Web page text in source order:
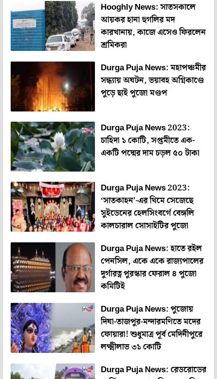
Hooghly News: সাতসকালে
আয়কর হানা হুগলির মদ
কারখানায়, কাজে এসেও ফিরলেন
শ্রমিকরা
Durga Puja News: মহাপঞ্চমীর
সন্ধ্যায় অঘটন, ভয়াবহ অগ্নিকাণ্ডে
পুড়ে ছাই পুজো মণ্ডপ
Durga Puja News 2023:
চাহিদা ১ কোটি, সপ্তমীতে এক-
একটি পদ্মের দাম চড়ল ৫০ টাকা
Durga Puja News 2023:
‘সাতকাহন’-এর থিমে সেজেছে
সুইডেনের হেলসিংবর্গে বেঙ্গলি
কালচারাল সোসাইটির পুজো
Durga Puja News: হাতে রইল
পেনসিল, একে একে রাজ্যপালের
দুর্গারত্ন পুরস্কার ফেরাল ৪ পুজো
কমিটিই
Durga Puja News: পুজোয়
দিঘা-তাজপুর-মন্দারমণিতে মদের
ফোয়ারা! শুধুমাত্র পূর্ব মেদিনীপুরে
লক্ষ্মীলাভ ৩১ কোটি
Durga Puja News: রেডরোডের